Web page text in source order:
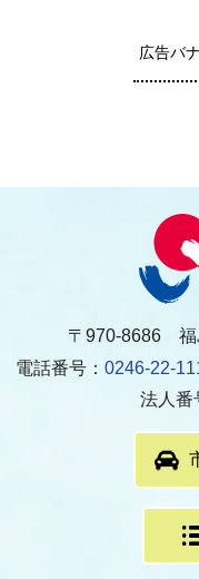
広告バ
〒970-8686 福
電話番号： 0246-22-
法人番